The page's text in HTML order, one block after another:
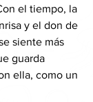
el tiempo, la
y el don de
siente más
guarda
ella, como un